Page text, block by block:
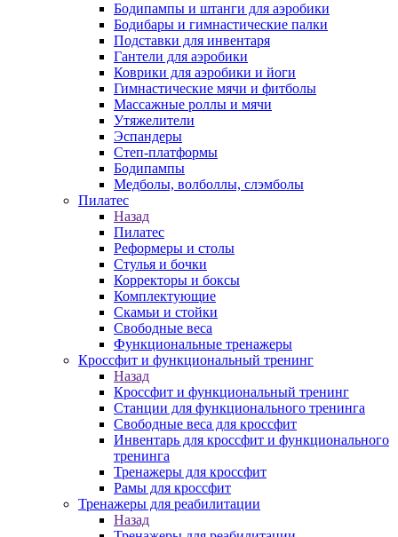
Бодипампы и штанги для аэробики
Бодибары и гимнастические палки
Подставки для инвентаря
Гантели для аэробики
Коврики для аэробики и йоги
Гимнастические мячи и фитболы
Массажные роллы и мячи
Утяжелители
Эспандеры
Степ-платформы
Бодипампы
Медболы, волболлы, слэмболы
Пилатес
Назад
Пилатес
Реформеры и столы
Стулья и бочки
Корректоры и боксы
Комплектующие
Скамьи и стойки
Свободные веса
Функциональные тренажеры
Кроссфит и функциональный тренинг
Назад
Кроссфит и функциональный тренинг
Станции для функционального тренинга
Свободные веса для кроссфит
Инвентарь для кроссфит и функционального
тренинга
Тренажеры для кроссфит
Рамы для кроссфит
Тренажеры для реабилитации
Назад